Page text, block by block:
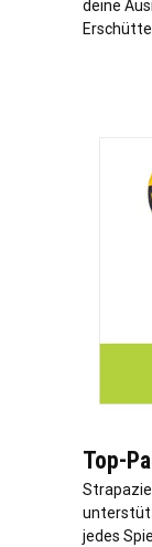
deine
Top-
jedes